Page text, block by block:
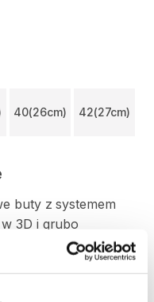
40(26cm) 42(27cm)
buty z systemem
w 3D i grubo
bardzo lekka